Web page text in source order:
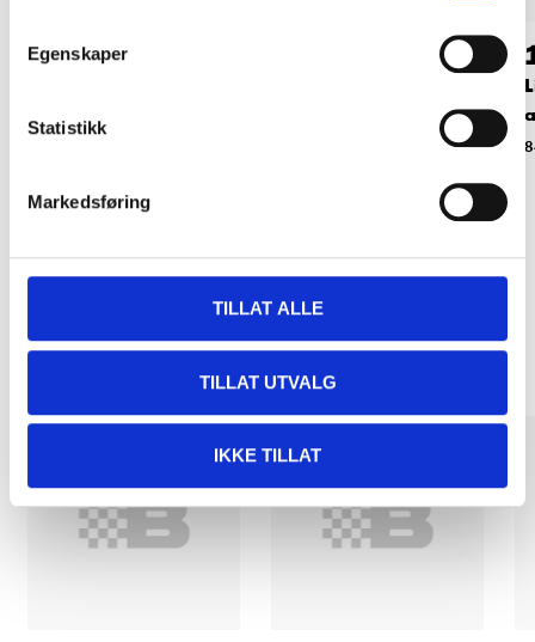
Egenskaper
Statistikk
Markedsføring
TILLAT ALLE
TILLAT UTVALG
IKKE TILLAT
2990
Relaterte produkter